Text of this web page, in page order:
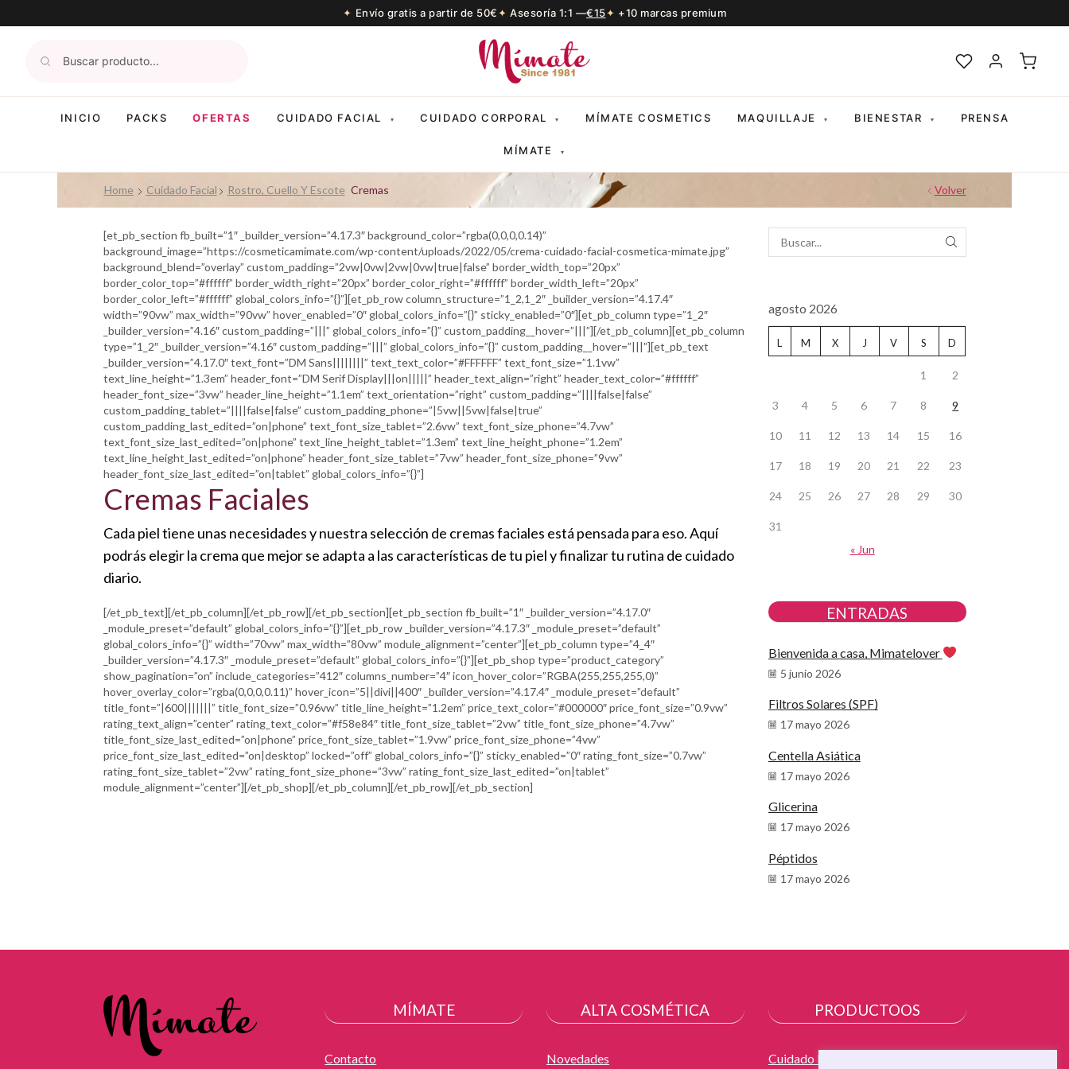
Envío gratis a partir de 50€ Asesoría 1:1 —€15 +10 marcas premium
INICIO PACKS OFERTAS CUIDADO FACIAL ▾ CUIDADO CORPORAL ▾ MÍMATE COSMETICS MAQUILLAJE ▾ BIENESTAR ▾ PRENSA
MÍMATE ▾
Volver
Home Cuidado Facial Rostro, Cuello Y Escote Cremas
[et_pb_section fb_built=”1″ _builder_version=”4.17.3″ background_color=”rgba(0,0,0,0.14)”
background_image=”https://cosmeticamimate.com/wp-content/uploads/2022/05/crema-cuidado-facial-cosmetica-mimate.jpg”
background_blend=”overlay” custom_padding=”2vw|0vw|2vw|0vw|true|false” border_width_top=”20px”
border_color_top=”#ffffff” border_width_right=”20px” border_color_right=”#ffffff” border_width_left=”20px”
border_color_left=”#ffffff” global_colors_info=”{}”][et_pb_row column_structure=”1_2,1_2″ _builder_version=”4.17.4″
width=”90vw” max_width=”90vw” hover_enabled=”0″ global_colors_info=”{}” sticky_enabled=”0″][et_pb_column type=”1_2″
_builder_version=”4.16″ custom_padding=”|||” global_colors_info=”{}” custom_padding__hover=”|||”][/et_pb_column][et_pb_column
type=”1_2″ _builder_version=”4.16″ custom_padding=”|||” global_colors_info=”{}” custom_padding__hover=”|||”][et_pb_text
_builder_version=”4.17.0″ text_font=”DM Sans||||||||” text_text_color=”#FFFFFF” text_font_size=”1.1vw”
text_line_height=”1.3em” header_font=”DM Serif Display|||on|||||” header_text_align=”right” header_text_color=”#ffffff”
header_font_size=”3vw” header_line_height=”1.1em” text_orientation=”right” custom_padding=”||||false|false”
custom_padding_tablet=”||||false|false” custom_padding_phone=”|5vw||5vw|false|true”
custom_padding_last_edited=”on|phone” text_font_size_tablet=”2.6vw” text_font_size_phone=”4.7vw”
text_font_size_last_edited=”on|phone” text_line_height_tablet=”1.3em” text_line_height_phone=”1.2em”
text_line_height_last_edited=”on|phone” header_font_size_tablet=”7vw” header_font_size_phone=”9vw”
header_font_size_last_edited=”on|tablet” global_colors_info=”{}”]
Cremas Faciales
Cada piel tiene unas necesidades y nuestra selección de cremas faciales está pensada para eso. Aquí
podrás elegir la crema que mejor se adapta a las características de tu piel y finalizar tu rutina de cuidado
diario.
[/et_pb_text][/et_pb_column][/et_pb_row][/et_pb_section][et_pb_section fb_built=”1″ _builder_version=”4.17.0″
_module_preset=”default” global_colors_info=”{}”][et_pb_row _builder_version=”4.17.3″ _module_preset=”default”
global_colors_info=”{}” width=”70vw” max_width=”80vw” module_alignment=”center”][et_pb_column type=”4_4″
_builder_version=”4.17.3″ _module_preset=”default” global_colors_info=”{}”][et_pb_shop type=”product_category”
show_pagination=”on” include_categories=”412″ columns_number=”4″ icon_hover_color=”RGBA(255,255,255,0)”
hover_overlay_color=”rgba(0,0,0,0.11)” hover_icon=”5||divi||400″ _builder_version=”4.17.4″ _module_preset=”default”
title_font=”|600|||||||” title_font_size=”0.96vw” title_line_height=”1.2em” price_text_color=”#000000″ price_font_size=”0.9vw”
rating_text_align=”center” rating_text_color=”#f58e84″ title_font_size_tablet=”2vw” title_font_size_phone=”4.7vw”
title_font_size_last_edited=”on|phone” price_font_size_tablet=”1.9vw” price_font_size_phone=”4vw”
price_font_size_last_edited=”on|desktop” locked=”off” global_colors_info=”{}” sticky_enabled=”0″ rating_font_size=”0.7vw”
rating_font_size_tablet=”2vw” rating_font_size_phone=”3vw” rating_font_size_last_edited=”on|tablet”
module_alignment=”center”][/et_pb_shop][/et_pb_column][/et_pb_row][/et_pb_section]
SEARCH
agosto 2026
L M X J V S D
1 2
3 4 5 6 7 8 9
10 11 12 13 14 15 16
17 18 19 20 21 22 23
24 25 26 27 28 29 30
31
« Jun
ENTRADAS
Bienvenida a casa, Mimatelover
5 junio 2026
Filtros Solares (SPF)
17 mayo 2026
Centella Asiática
17 mayo 2026
Glicerina
17 mayo 2026
Péptidos
17 mayo 2026
MÍMATE
Contacto
ALTA COSMÉTICA
Novedades
PRODUCTOOS
Cuidado Facial